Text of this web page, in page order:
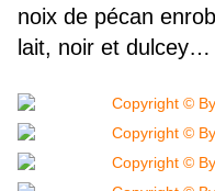
noix de pécan
lait, noir et dulcey…